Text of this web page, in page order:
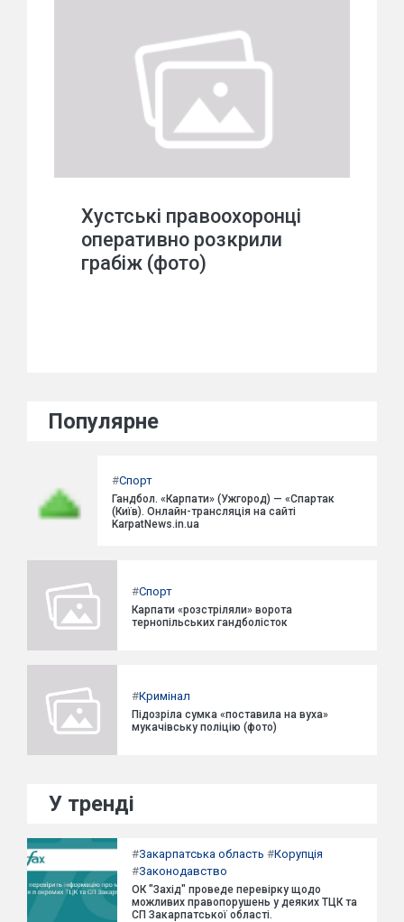
Хустські правоохоронці
оперативно розкрили
грабіж (фото)
Популярне
#Спорт
Гандбол. «Карпати» (Ужгород) — «Спартак
(Київ). Онлайн-трансляція на сайті
KarpatNews.in.ua
#Спорт
Карпати «розстріляли» ворота
тернопільських гандболісток
#Кримінал
Підозріла сумка «поставила на вуха»
мукачівську поліцію (фото)
У тренді
#Закарпатська область #Корупція
#Законодавство
ОК "Захід" проведе перевірку щодо
можливих правопорушень у деяких ТЦК та
СП Закарпатської області.